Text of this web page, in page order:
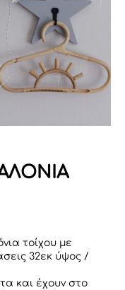
τοίχου με
32εκ ύψος /
και έχουν στο